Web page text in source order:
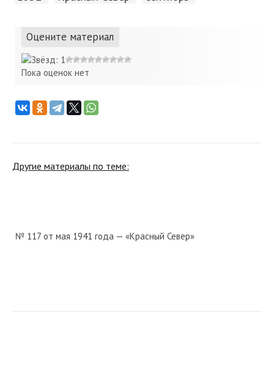
Оцените материал
Пока оценок нет
Другие материалы по теме:
№ 117 от мая 1941 года — «Красный Север»